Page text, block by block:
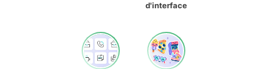
d'interface